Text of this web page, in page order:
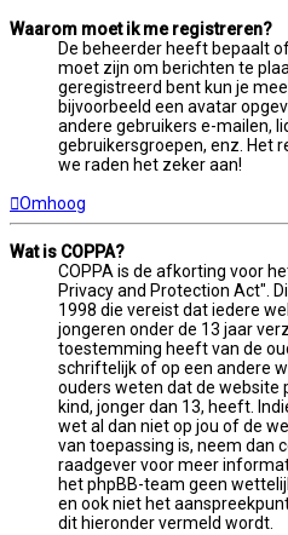
Waarom moet ik me registreren?
De beheerder heeft bepaalt
moet zijn om berichten te
geregistreerd bent kun je
bijvoorbeeld een avatar
andere gebruikers e-mailen,
gebruikersgroepen, enz. Het
we raden het zeker aan!
Omhoog
Wat is COPPA?
COPPA is de afkorting voor
Privacy and Protection Act".
1998 die vereist dat iedere
jongeren onder de 13 jaar
toestemming heeft van de
schriftelijk of op een andere
ouders weten dat de website
kind, jonger dan 13, heeft.
wet al dan niet op jou of de
van toepassing is, neem dan
raadgever voor meer
het phpBB-team geen
en ook niet het
dit hieronder vermeld wordt.